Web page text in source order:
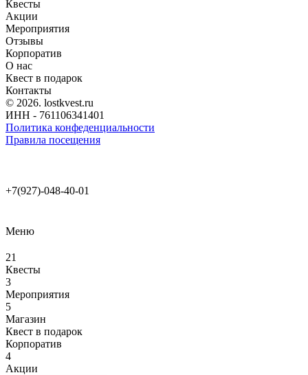
Квесты
Акции
Мероприятия
Отзывы
Корпоратив
О нас
Квест в подарок
Контакты
© 2026. lostkvest.ru
ИНН - 761106341401
Политика конфеденциальности
Правила посещения
+7(927)-048-40-01
Меню
21
Квесты
3
Мероприятия
5
Магазин
Квест в подарок
Корпоратив
4
Акции